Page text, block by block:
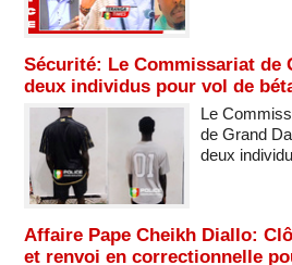
Sécurité: Le Commissariat de
deux individus pour vol de
Le
de Grand
deux
Affaire Pape Cheikh Diallo:
et renvoi en correctionnelle